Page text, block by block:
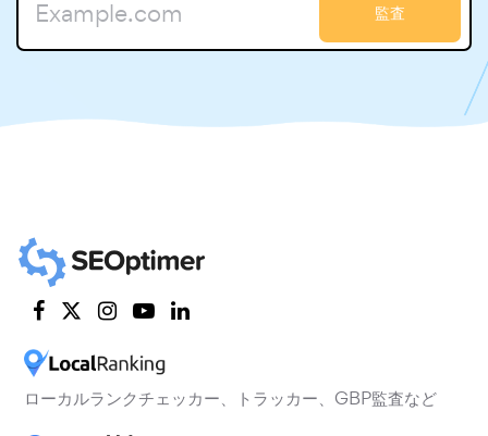
監査
ローカルランクチェッカー、トラッカー、GBP監査など